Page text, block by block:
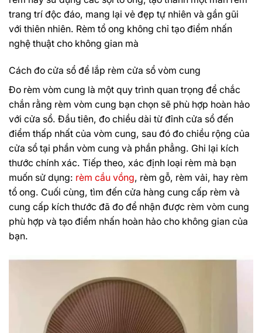
trang trí độc đáo, mang lại vẻ đẹp tự nhiên và gần gũi
với thiên nhiên. Rèm tổ ong không chỉ tạo điểm nhấn
nghệ thuật cho không gian mà
Cách đo cửa sổ để lắp rèm cửa sổ vòm cung
Đo rèm vòm cung là một quy trình quan trọng để chắc
chắn rằng rèm vòm cung bạn chọn sẽ phù hợp hoàn hảo
với cửa sổ. Đầu tiên, đo chiều dài từ đỉnh cửa sổ đến
điểm thấp nhất của vòm cung, sau đó đo chiều rộng của
cửa sổ tại phần vòm cung và phần phẳng. Ghi lại kích
thước chính xác. Tiếp theo, xác định loại rèm mà bạn
muốn sử dụng: rèm cầu vồng, rèm gỗ, rèm vải, hay rèm
tổ ong. Cuối cùng, tìm đến cửa hàng cung cấp rèm và
cung cấp kích thước đã đo để nhận được rèm vòm cung
phù hợp và tạo điểm nhấn hoàn hảo cho không gian của
bạn.